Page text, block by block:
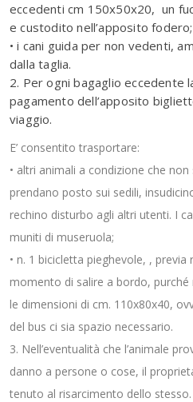
eccedenti cm 150x50x20, un
e custodito nell’apposito fodero;
• i cani guida per non vedenti,
dalla taglia.
2. Per ogni bagaglio eccedente
pagamento dell’apposito
viaggio.
E’ consentito trasportare:
• altri animali a condizione che
prendano posto sui sedili,
rechino disturbo agli altri utenti. I
muniti di museruola;
• n. 1 bicicletta pieghevole, ,
momento di salire a bordo,
le dimensioni di cm. 110x80x40,
del bus ci sia spazio necessario.
3. Nell’eventualità che l’animale
danno a persone o cose, il
tenuto al risarcimento dello stesso.